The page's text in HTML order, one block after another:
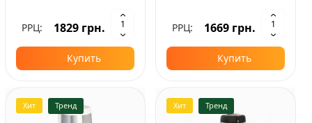
РРЦ: 1829 грн.
Купить
РРЦ: 1669 грн.
Купить
Хит Тренд Хит Тренд